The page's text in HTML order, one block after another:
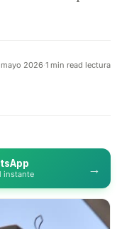
2026·1 min read lectura
instante →